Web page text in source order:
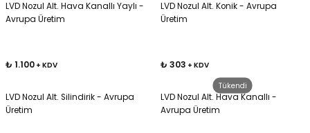
LVD Nozul Alt. Hava Kanallı Yaylı -
Avrupa Üretim
₺ 1.100 + KDV
LVD Nozul Alt. Konik - Avrupa
Üretim
₺ 303 + KDV
LVD Nozul Alt. Silindirik - Avrupa
Üretim
Tükendi
LVD Nozul Alt. Hava Kanallı -
Avrupa Üretim